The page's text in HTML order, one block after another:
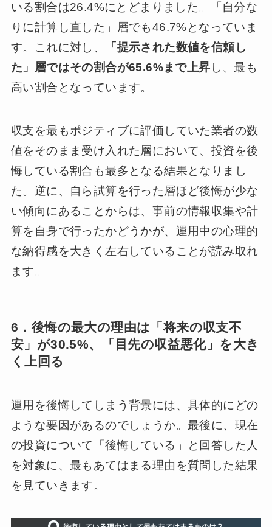
いる割合は26.4%にとどまりました。「自分な
りに計算し直した」層でも46.7%となっていま
す。これに対し、
「提示された数値を信頼し
た」層ではその割合が65.6%まで上昇 し、最も
高い割合となっています。
収支を最もポジティブに評価していた業者の数
値をそのまま受け入れた層において、投資を後
悔している割合も最多となる結果となりまし
た。逆に、自ら試算を行った層ほど後悔が少な
い傾向にあることからは、事前の情報収集や計
算を自身で行ったかどうかが、運用中の心理的
な納得感を大きく左右していることが読み取れ
ます。
6．後悔の最大の理由は「将来の収支不
安」が30.5%、「目先の収益悪化」を大き
く上回る
運用を後悔してしまう背景には、具体的にどの
ような要因があるのでしょうか。最後に、現在
の投資について「後悔している」と回答した人
を対象に、最もあてはまる理由を質問した結果
を見ていきます。